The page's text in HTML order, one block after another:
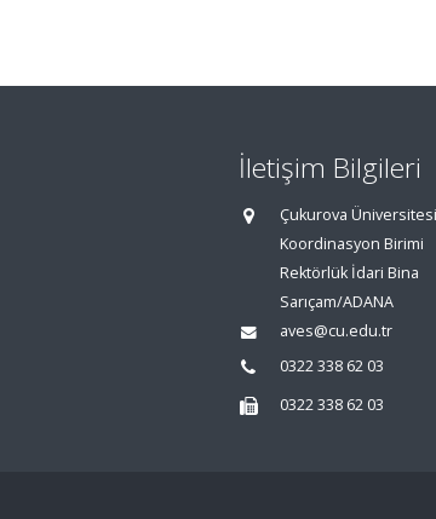
İletişim Bilgileri
Çukurova
Koordinasyon Birimi
Rektörlük İdari Bina
Sarıçam/ADANA
aves@cu.edu.tr
0322 338 62 03
0322 338 62 03